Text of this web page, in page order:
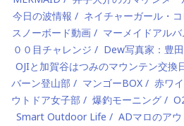
今日の波情報
ネイチャーガール・
スノーボード動画
マーメイドアルバ
００目チャレンジ
Dew写真家：豊
OJIと加賀谷はつみのマウンテン交換
バーン登山部
マンゴーBOX 赤ワ
ウトドア女子部
爆釣モーニング
Smart Outdoor Life
ADマロのア